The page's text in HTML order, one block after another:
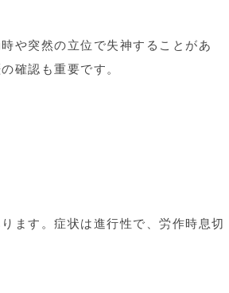
や突然の立位で失神することがあ
確認も重要です。
ます。症状は進行性で、労作時息切